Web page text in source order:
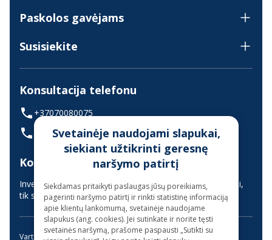
Paskolos gavėjams
Susisiekite
Konsultacija telefonu
+37070080075
(skambinant iš užsienio +37068700300)
Konsultavimas gyvai
Investuotojų aptarnavimas vyksta nuotoliniu būdu (gyvai,
tik suderinus laiką iš anksto)
Vartojimo paskola Kreditas internetu
Svetainėje naudojami slapukai,
siekiant užtikrinti geresnę
naršymo patirtį
Siekdamas pritaikyti paslaugas jūsų poreikiams,
pagerinti naršymo patirtį ir rinkti statistinę informaciją
apie klientų lankomumą, svetainėje naudojame
slapukus (ang. cookies). Jei sutinkate ir norite tęsti
svetainės naršymą, prašome paspausti „Sutikti su